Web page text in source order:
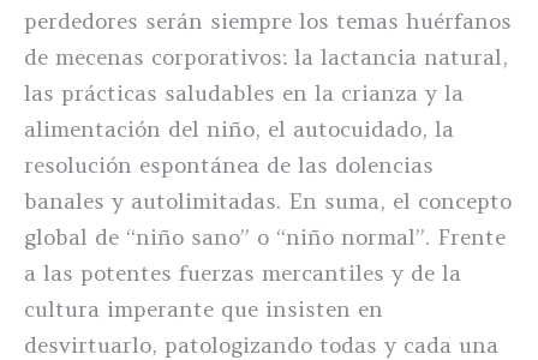
perdedores serán siempre los temas huérfanos
de mecenas corporativos: la lactancia natural,
las prácticas saludables en la crianza y la
alimentación del niño, el autocuidado, la
resolución espontánea de las dolencias
banales y autolimitadas. En suma, el concepto
global de “niño sano” o “niño normal”. Frente
a las potentes fuerzas mercantiles y de la
cultura imperante que insisten en
desvirtuarlo, patologizando todas y cada una